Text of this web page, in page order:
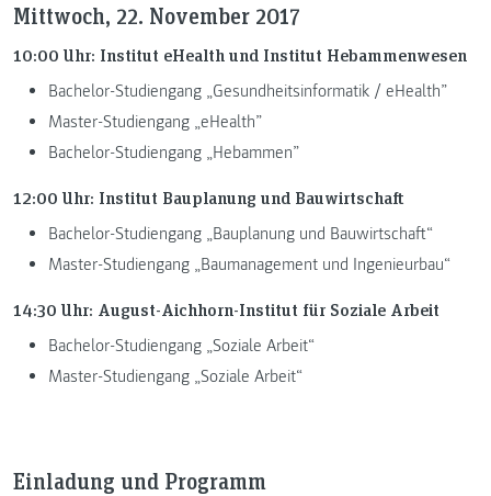
Mittwoch, 22. November 2017
10:00 Uhr: Institut eHealth und Institut Hebammenwesen
Bachelor-Studiengang „Gesundheitsinformatik / eHealth”
Master-Studiengang „eHealth”
Bachelor-Studiengang „Hebammen”
12:00 Uhr: Institut Bauplanung und Bauwirtschaft
Bachelor-Studiengang „Bauplanung und Bauwirtschaft“
Master-Studiengang „Baumanagement und Ingenieurbau“
14:30 Uhr: August-Aichhorn-Institut für Soziale Arbeit
Bachelor-Studiengang „Soziale Arbeit“
Master-Studiengang „Soziale Arbeit“
Einladung und Programm